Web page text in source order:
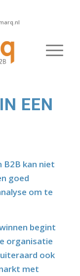
EEN
B2B kan niet
goed
om te
begint
organisatie
ook
met